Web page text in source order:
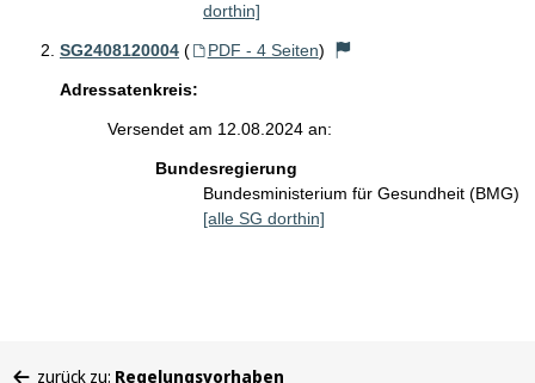
dorthin]
SG2408120004 ( PDF - 4 Seiten)
Adressatenkreis:
Versendet am 12.08.2024 an:
Bundesregierung
Bundesministerium für Gesundheit (BMG)
[alle SG dorthin]
zurück zu: Regelungsvorhaben